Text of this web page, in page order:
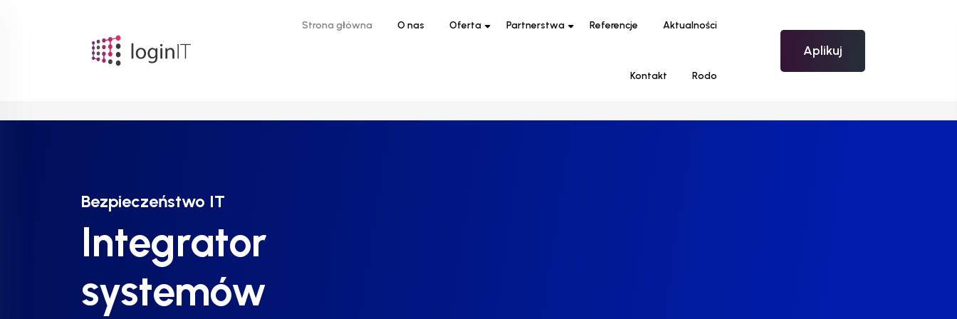
Strona główna O nas Oferta Partnerstwa Referencje Aktualności
Kontakt Rodo
Aplikuj
Bezpieczeństwo IT
Integrator
systemów
Bezpieczeństwo IT
Integrator
systemów
Bezpieczeństwo IT
Integrator
systemów